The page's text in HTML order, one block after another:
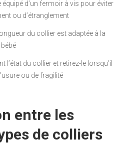
d’un fermoir à vis pour éviter
ou d’étranglement
du collier est adaptée à la
l’état du collier et retirez-le lorsqu’il
ou de fragilité
entre les
de colliers